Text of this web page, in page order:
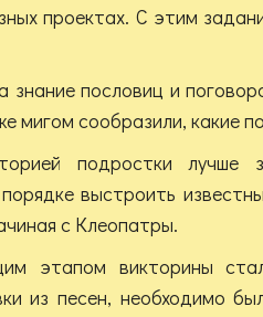
проектах. С этим
знание пословиц и
мигом сообразили, какие
подростки лучше
выстроить
с Клеопатры.
этапом викторины
из песен, необходимо